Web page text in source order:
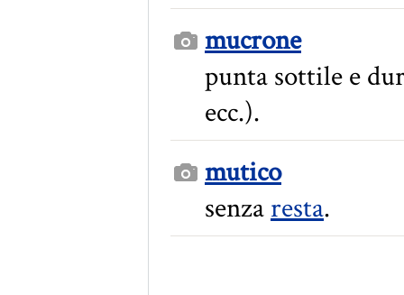
mucrone
punta sottile e
ecc.).
mutico
senzaresta.